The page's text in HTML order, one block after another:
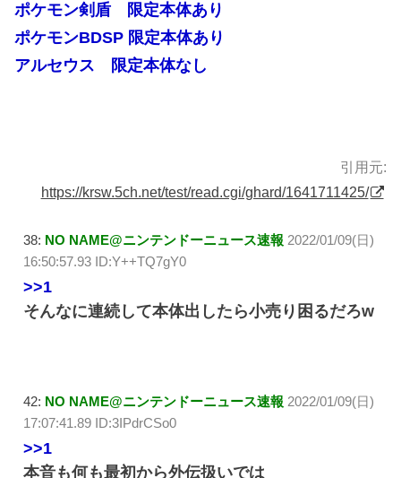
ポケモン剣盾 限定本体あり
ポケモンBDSP 限定本体あり
アルセウス 限定本体なし
引用元:
https://krsw.5ch.net/test/read.cgi/ghard/1641711425/
38: NO NAME@ニンテンドーニュース速報 2022/01/09(日)
16:50:57.93 ID:Y++TQ7gY0
>>1
そんなに連続して本体出したら小売り困るだろw
42: NO NAME@ニンテンドーニュース速報 2022/01/09(日)
17:07:41.89 ID:3IPdrCSo0
>>1
本音も何も最初から外伝扱いでは